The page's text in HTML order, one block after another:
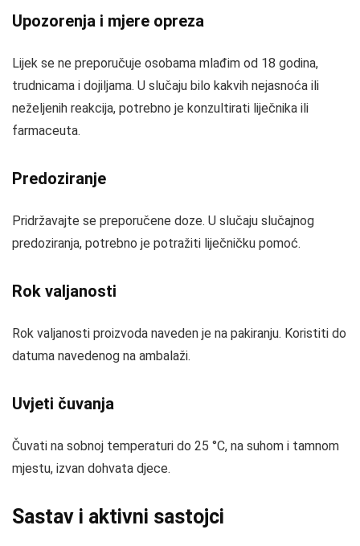
Upozorenja i mjere opreza
Lijek se ne preporučuje osobama mlađim od 18 godina,
trudnicama i dojiljama. U slučaju bilo kakvih nejasnoća ili
neželjenih reakcija, potrebno je konzultirati liječnika ili
farmaceuta.
Predoziranje
Pridržavajte se preporučene doze. U slučaju slučajnog
predoziranja, potrebno je potražiti liječničku pomoć.
Rok valjanosti
Rok valjanosti proizvoda naveden je na pakiranju. Koristiti do
datuma navedenog na ambalaži.
Uvjeti čuvanja
Čuvati na sobnoj temperaturi do 25 °C, na suhom i tamnom
mjestu, izvan dohvata djece.
Sastav i aktivni sastojci